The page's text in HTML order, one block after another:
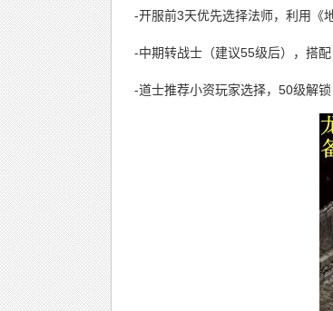
-开服前3天优先选择法师，利用《
-中期转战士（建议55级后），搭
-道士推荐小资玩家选择，50级解